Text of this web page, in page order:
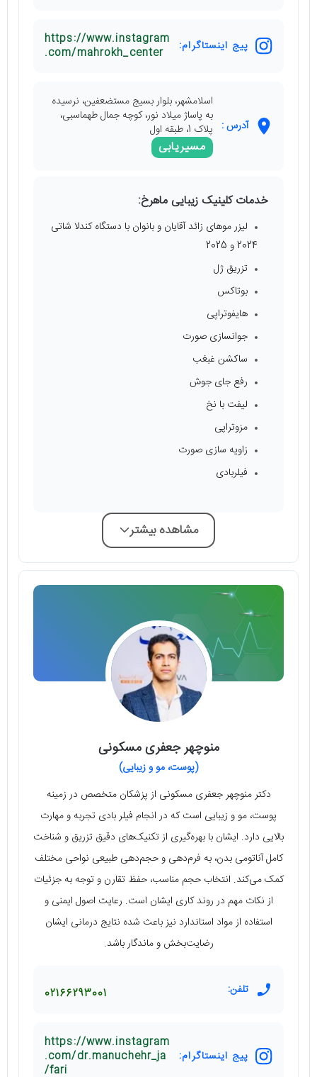
پیج اینستاگرام:
https://www.instagram
.com/mahrokh_center
آدرس :
اسلامشهر، بلوار بسیج مستضعفین، نرسیده
به پاساژ میلاد نور، کوچه جمال طهماسبی،
پلاک 1، طبقه اول
مسیریابی
خدمات کلینیک زیبایی ماهرخ:
لیزر موهای زائد آقایان و بانوان با دستگاه کندلا شاتی
2024 و 2025
تزریق ژل
بوتاکس
هایفوتراپی
جوانسازی صورت
ساکشن غبغب
رفع جای جوش
لیفت با نخ
مزوتراپی
زاویه سازی صورت
فیلربادی
مشاهده بیشتر
منوچهر جعفری مسکونی
(پوست، مو و زیبایی)
دکتر منوچهر جعفری مسکونی از پزشکان متخصص در زمینه
پوست، مو و زیبایی است که در انجام فیلر بادی تجربه و مهارت
بالایی دارد. ایشان با بهره‌گیری از تکنیک‌های دقیق تزریق و شناخت
کامل آناتومی بدن، به فرم‌دهی و حجم‌دهی طبیعی نواحی مختلف
کمک می‌کند. انتخاب حجم مناسب، حفظ تقارن و توجه به جزئیات
از نکات مهم در روند کاری ایشان است. رعایت اصول ایمنی و
استفاده از مواد استاندارد نیز باعث شده نتایج درمانی ایشان
رضایت‌بخش و ماندگار باشد.
تلفن: 02166293001
پیج اینستاگرام:
https://www.instagram
.com/dr.manuchehr_ja
fari/